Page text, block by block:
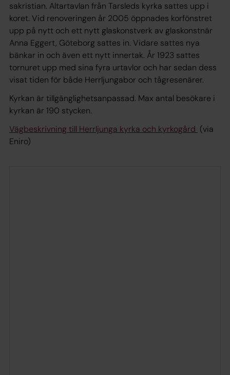
sakristian. Altartavlan från Tarsleds kyrka sattes upp i
koret. Vid renoveringen år 2005 öppnades korfönstret
upp på nytt och ett nytt glaskonstverk av glaskonstnär
Anna Eggert, Göteborg sattes in. Vidare sattes nya
bänkar in och även ett nytt innertak. År 1923 sattes
tornuret upp med sina fyra urtavlor och har sedan dess
visat tiden för både Herrljungabor och tågresenärer.
Kyrkan är tillgänglighetsanpassad. Max antal besökare i
kyrkan är 190 stycken.
Vägbeskrivning till Herrljunga kyrka och kyrkogård (via
Eniro)